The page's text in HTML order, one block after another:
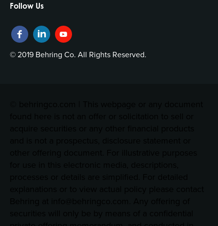
Follow Us
© 2019 Behring Co. All Rights Reserved.